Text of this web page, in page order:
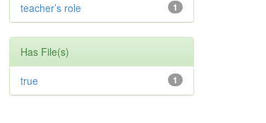
1
teacher’s role
Has File(s)
1
true